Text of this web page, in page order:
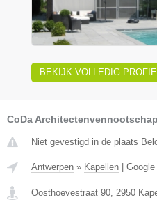
BEKIJK VOLLEDIG
CoDa
Niet gevestigd in de plaats
Antwerpen » Kapellen |
Oosthoevestraat 90 2950